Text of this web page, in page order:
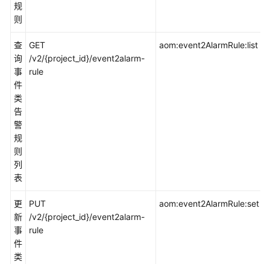
佳
实
践
参
考
常
见
问
题
规
则
查
询
事
件
类
告
警
规
则
列
表
GET
/v2/{project_id}/event2alarm-
rule
aom:event2AlarmRule:list
更
新
事
件
类
PUT
/v2/{project_id}/event2alarm-
rule
aom:event2AlarmRule:set